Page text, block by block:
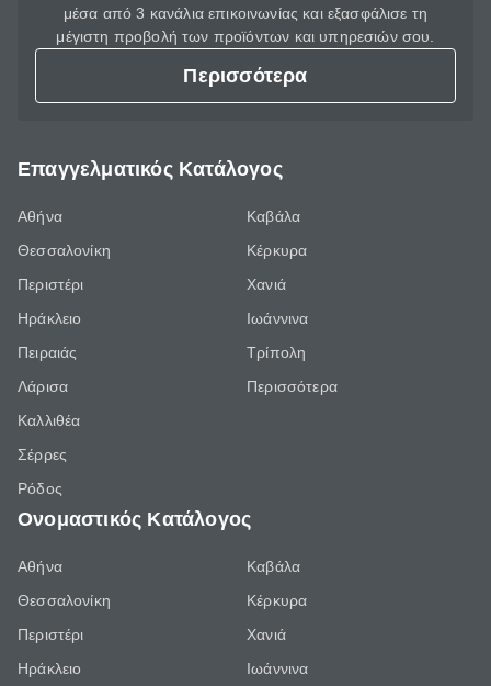
μέσα από 3 κανάλια επικοινωνίας και εξασφάλισε τη
μέγιστη προβολή των προϊόντων και υπηρεσιών σου.
Περισσότερα
Επαγγελματικός Κατάλογος
Αθήνα
Θεσσαλονίκη
Περιστέρι
Ηράκλειο
Πειραιάς
Λάρισα
Καλλιθέα
Σέρρες
Ρόδος
Καβάλα
Κέρκυρα
Χανιά
Ιωάννινα
Τρίπολη
Περισσότερα
Ονομαστικός Κατάλογος
Αθήνα
Θεσσαλονίκη
Περιστέρι
Ηράκλειο
Καβάλα
Κέρκυρα
Χανιά
Ιωάννινα